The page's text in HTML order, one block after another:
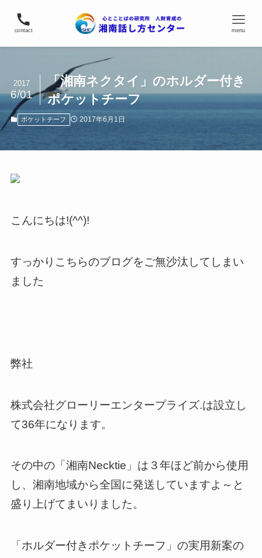
contact menu
「湘南ネクタイ」のホルダー付き
ポケットチーフ
2017
6/01
ポケットチーフ 2017年6月1日
こんにちは!(^^)!
すっかりこちらのブログをご無沙汰してしまい
ました
弊社
株式会社グローリーエンタープライズ.は設立し
て36年になります。
その中の「湘南Necktie」は３年ほど前から使用
し、湘南地域から全国に発送していますよ～と
盛り上げてまいりました。
「ホルダー付きポケットチーフ」の実用新案の